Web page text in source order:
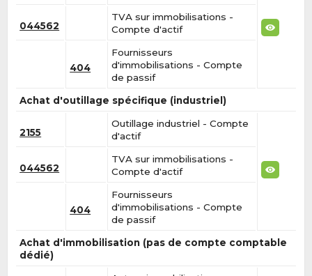
044562
TVA sur immobilisations -
Compte d'actif
404
Fournisseurs
d'immobilisations - Compte
de passif
Achat d'outillage spécifique (industriel)
2155
Outillage industriel - Compte
d'actif
044562
TVA sur immobilisations -
Compte d'actif
404
Fournisseurs
d'immobilisations - Compte
de passif
Achat d'immobilisation (pas de compte comptable
dédié)